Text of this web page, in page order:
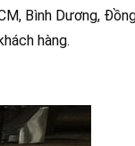
Bình Dương,
hàng.